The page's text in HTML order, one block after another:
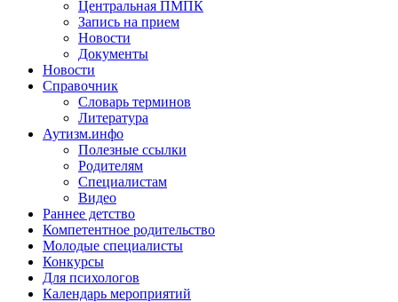
Центральная ПМПК
Запись на прием
Новости
Документы
Новости
Справочник
Словарь терминов
Литература
Аутизм.инфо
Полезные ссылки
Родителям
Специалистам
Видео
Раннее детство
Компетентное родительство
Молодые специалисты
Конкурсы
Для психологов
Календарь мероприятий